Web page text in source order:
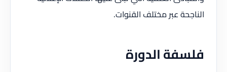
الناجحة عبر مختلف القنوات.
فلسفة الدورة